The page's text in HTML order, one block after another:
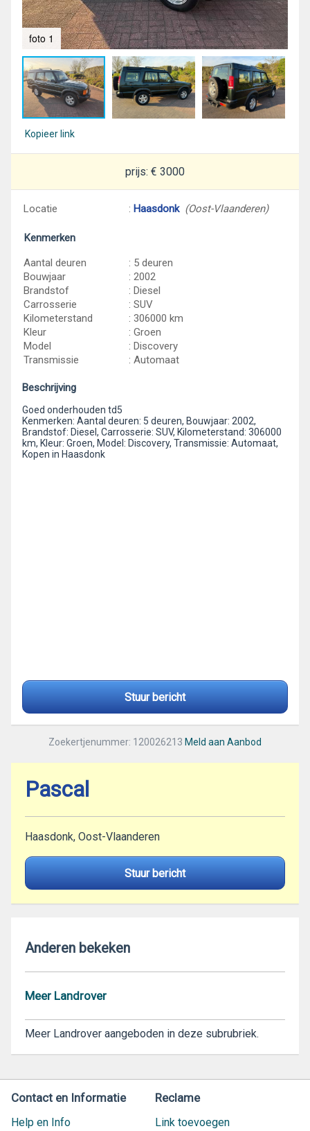
foto 1
Kopieer link
prijs: € 3000
Locatie : Haasdonk (Oost-Vlaanderen)
Kenmerken
Aantal deuren
: 5 deuren
Bouwjaar
: 2002
Brandstof
: Diesel
Carrosserie
: SUV
Kilometerstand
: 306000 km
Kleur
: Groen
Model
: Discovery
Transmissie
: Automaat
Beschrijving
Goed onderhouden td5
Kenmerken: Aantal deuren: 5 deuren, Bouwjaar: 2002,
Brandstof: Diesel, Carrosserie: SUV, Kilometerstand: 306000
km, Kleur: Groen, Model: Discovery, Transmissie: Automaat,
Kopen in Haasdonk
Stuur bericht
Zoekertjenummer: 120026213 Meld aan Aanbod
Pascal
Haasdonk, Oost-Vlaanderen
Stuur bericht
Anderen bekeken
Meer Landrover
Meer Landrover aangeboden in deze subrubriek.
Contact en Informatie
Help en Info
Reclame
Link toevoegen